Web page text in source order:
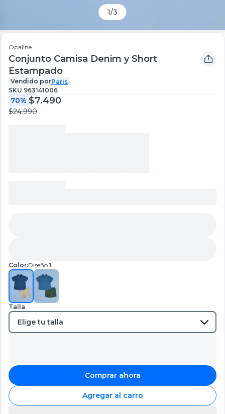
1/3
Opaline
Conjunto Camisa Denim y Short
Estampado
Vendido porParis
SKU 963141006
70% $7.490
$24.990
Color:Diseño 1
Talla
Comprar ahora
Agregar al carro